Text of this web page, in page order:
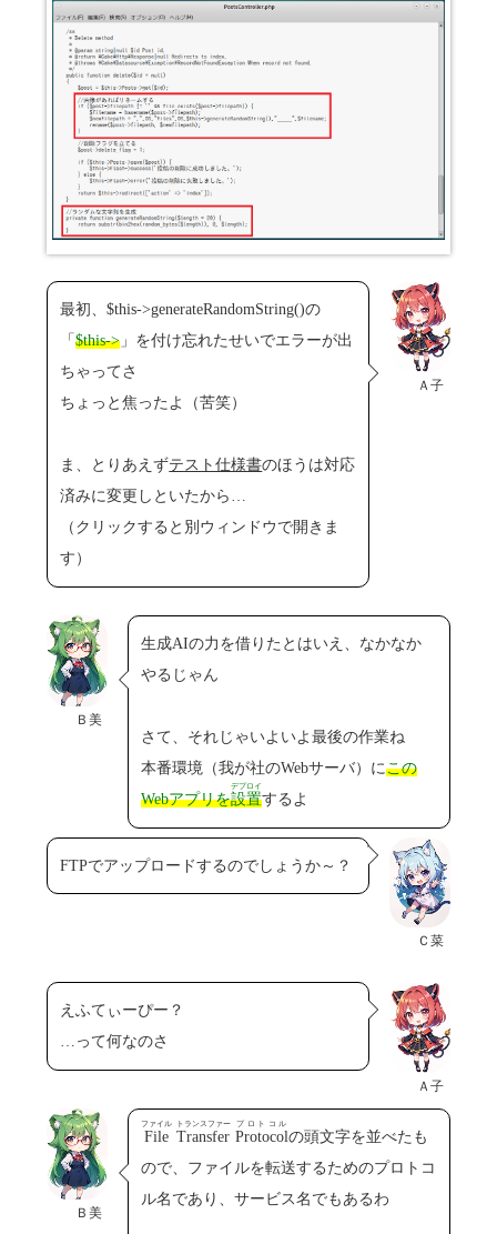
Ａ子
最初、$this->generateRandomString()の
「$this-> 」を付け忘れたせいでエラーが出
ちゃってさ
ちょっと焦ったよ（苦笑）
ま、とりあえずテスト仕様書のほうは対応
済みに変更しといたから…
（クリックすると別ウィンドウで開きま
す）
Ｂ美
生成AIの力を借りたとはいえ、なかなか
やるじゃん
さて、それじゃいよいよ最後の作業ね
本番環境（我が社のWebサーバ）にこの
Webアプリを設置
デプロイ
するよ
Ｃ菜
FTPでアップロードするのでしょうか～？
Ａ子
えふてぃーぴー？
…って何なのさ
Ｂ美
File
ファイル
Transfer
トランスファー
Protocol
プロトコル
の頭文字を並べたも
ので、ファイルを転送するためのプロトコ
ル名であり、サービス名でもあるわ